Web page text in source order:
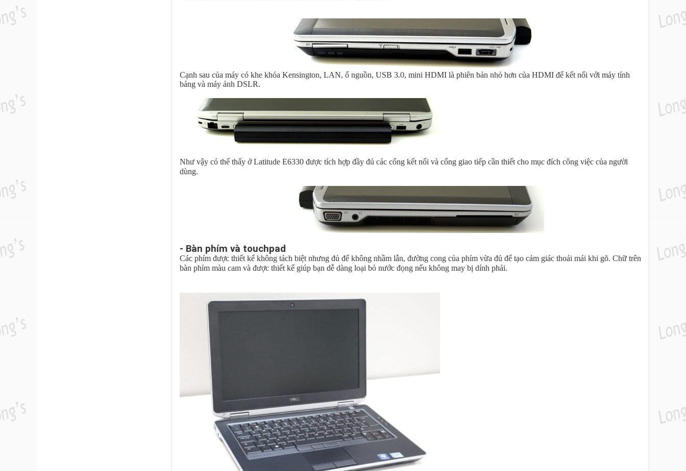
Cạnh sau của máy có khe khóa Kensington, LAN, ổ nguồn, USB 3.0, mini HDMI là phiên bản nhỏ hơn của HDMI để kết nối với máy tính
bảng và máy ảnh DSLR.
Như vậy có thể thấy ở Latitude E6330 được tích hợp đầy đủ các cổng kết nối và cổng giao tiếp cần thiết cho mục đích công việc của người
dùng.
- Bàn phím và touchpad
Các phím được thiết kế không tách biệt nhưng đủ để không nhầm lẫn, đường cong của phím vừa đủ để tạo cảm giác thoải mái khi gõ. Chữ trên
bàn phím màu cam và được thiết kế giúp bạn dễ dàng loại bỏ nước đọng nếu không may bị dính phải.